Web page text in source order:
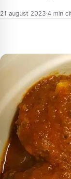
21 august 2023 4 min